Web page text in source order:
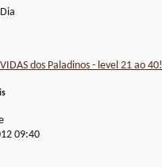
dos Paladinos - level 21 ao 40!
09:40